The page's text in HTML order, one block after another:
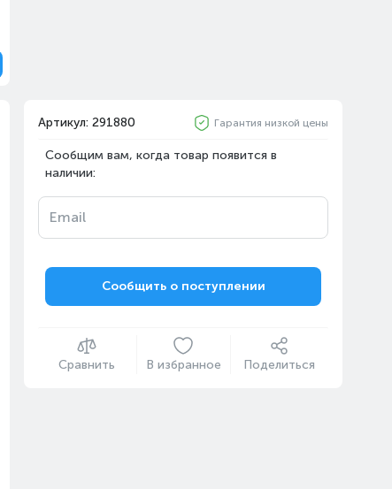
Артикул: 291880 Гарантия низкой цены
Сообщим вам, когда товар появится в
наличии:
Email
Сообщить о поступлении
Сравнить В избранное Поделиться